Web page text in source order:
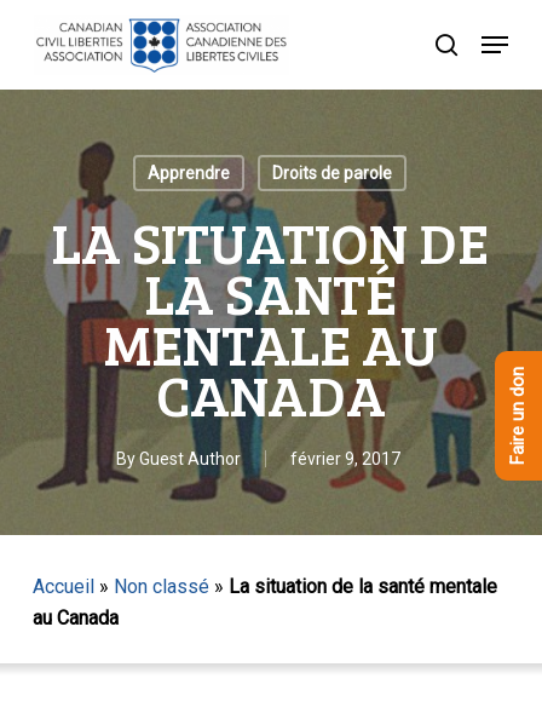
recherche
Menu
Apprendre Droits de parole
LA SITUATION DE
LA SANTÉ
MENTALE AU
CANADA
By Guest Author février 9, 2017
Accueil» Non classé» La situation de la santé mentale
au Canada
Faire un don